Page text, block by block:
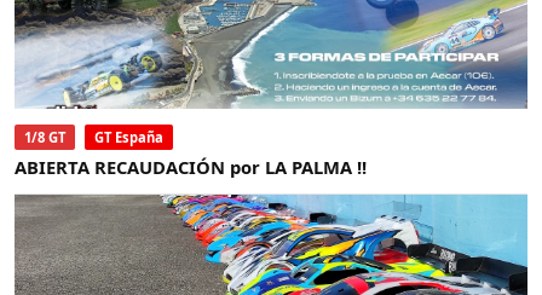
1/8 GT GT España
ABIERTA RECAUDACIÓN por LA PALMA !!